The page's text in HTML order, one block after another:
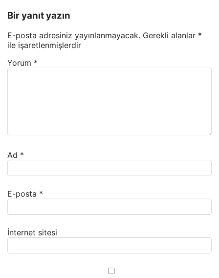
Bir yanıt yazın
E-posta adresiniz yayınlanmayacak. Gerekli alanlar *
ile işaretlenmişlerdir
Yorum *
Ad *
E-posta *
İnternet sitesi